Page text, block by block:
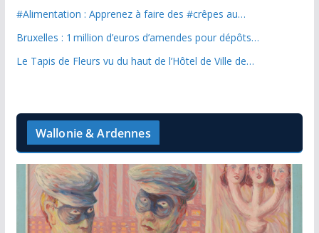
#Alimentation : Apprenez à faire des #crêpes au…
Bruxelles : 1 million d’euros d’amendes pour dépôts…
Le Tapis de Fleurs vu du haut de l’Hôtel de Ville de…
Wallonie & Ardennes